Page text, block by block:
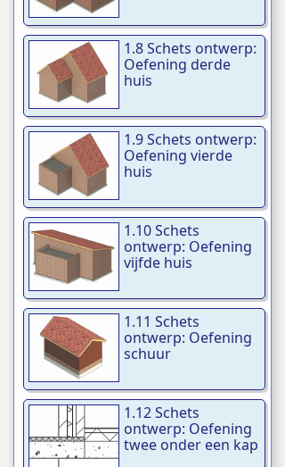
1.8 Schets ontwerp:
Oefening derde
huis
1.9 Schets ontwerp:
Oefening vierde
huis
1.10 Schets
ontwerp: Oefening
vijfde huis
1.11 Schets
ontwerp: Oefening
schuur
1.12 Schets
ontwerp: Oefening
twee onder een kap